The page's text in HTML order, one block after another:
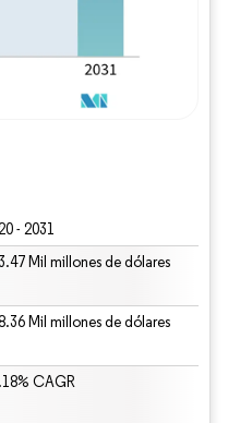
- 2031
Mil millones de dólares
Mil millones de dólares
CAGR